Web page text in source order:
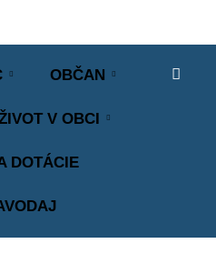
OBČAN
V OBCI
DOTÁCIE